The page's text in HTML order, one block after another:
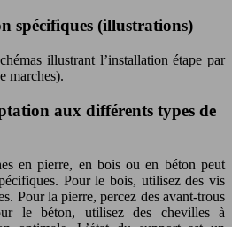
spécifiques (illustrations)
illustrant l’installation étape par
marches).
aux différents types de
en pierre, en bois ou en béton peut
Pour le bois, utilisez des vis
Pour la pierre, percez des avant-trous
le béton, utilisez des chevilles à